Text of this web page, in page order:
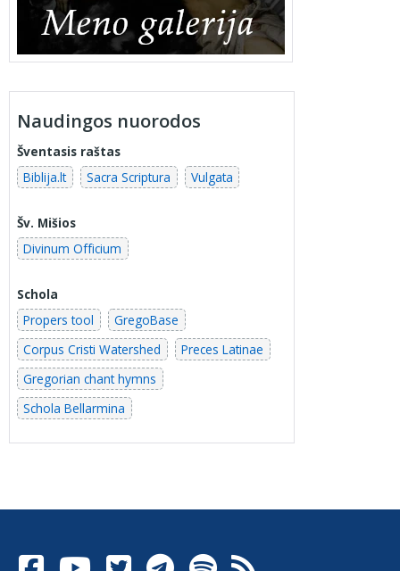
Naudingos nuorodos
Šventasis raštas
Biblija.lt
Sacra Scriptura Vulgata
Šv. Mišios
Divinum Officium
Schola
Propers tool
GregoBase
Corpus Cristi Watershed
Preces Latinae
Gregorian chant hymns
Schola Bellarmina